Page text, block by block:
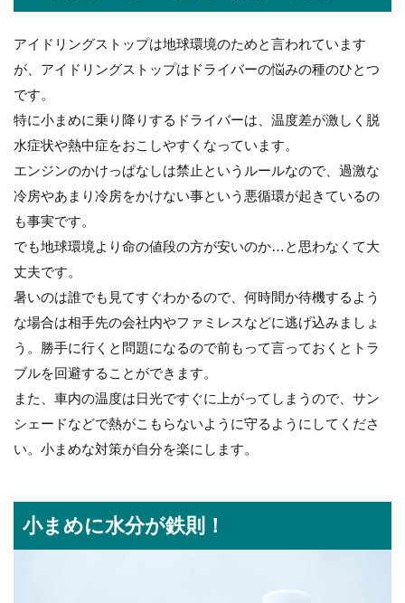
アイドリングストップは地球環境のためと言われています
が、アイドリングストップはドライバーの悩みの種のひとつ
です。
特に小まめに乗り降りするドライバーは、温度差が激しく脱
水症状や熱中症をおこしやすくなっています。
エンジンのかけっぱなしは禁止というルールなので、過激な
冷房やあまり冷房をかけない事という悪循環が起きているの
も事実です。
でも地球環境より命の値段の方が安いのか…と思わなくて大
丈夫です。
暑いのは誰でも見てすぐわかるので、何時間か待機するよう
な場合は相手先の会社内やファミレスなどに逃げ込みましょ
う。勝手に行くと問題になるので前もって言っておくとトラ
ブルを回避することができます。
また、車内の温度は日光ですぐに上がってしまうので、サン
シェードなどで熱がこもらないように守るようにしてくださ
い。小まめな対策が自分を楽にします。
小まめに水分が鉄則！